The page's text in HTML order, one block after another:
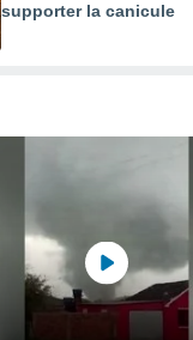
supporter la canicule